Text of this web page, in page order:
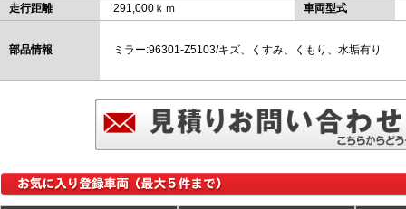
走行距離
291,000ｋｍ 車両型式
部品情報 ミラー:96301-Z5103/キズ、くすみ、くもり、水垢有り